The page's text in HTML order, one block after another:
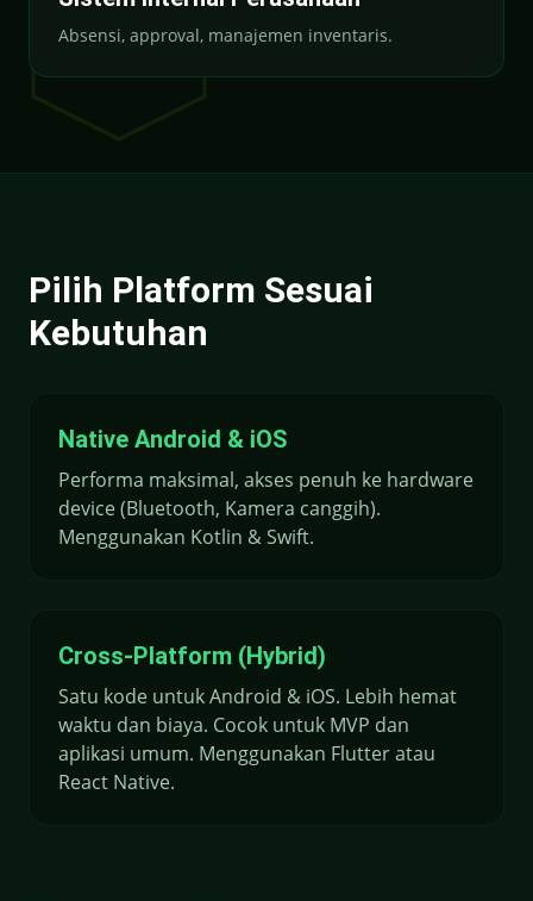
Absensi, approval, manajemen inventaris.
Pilih Platform Sesuai
Kebutuhan
Native Android & iOS
Performa maksimal, akses penuh ke hardware
device (Bluetooth, Kamera canggih).
Menggunakan Kotlin & Swift.
Cross-Platform (Hybrid)
Satu kode untuk Android & iOS. Lebih hemat
waktu dan biaya. Cocok untuk MVP dan
aplikasi umum. Menggunakan Flutter atau
React Native.